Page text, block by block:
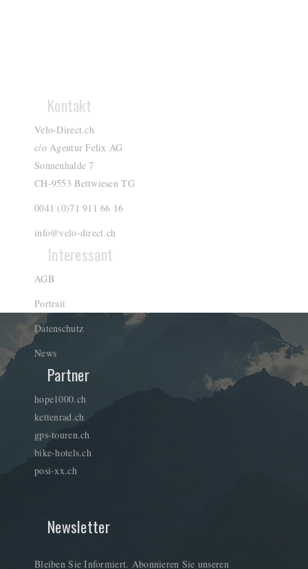
Kontakt
Velo-Direct.ch
c/o Agentur Felix AG
Sonnenhalde 7
CH-9553 Bettwiesen TG
0041 (0)71 911 66 16
info@velo-direct.ch
Interessant
AGB
Portrait
Datenschutz
News
Partner
hope1000.ch
kettenrad.ch
gps-touren.ch
bike-hotels.ch
posi-xx.ch
Newsletter
Bleiben Sie Informiert. Abonnieren Sie unseren